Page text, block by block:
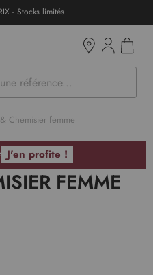
- Stocks limités
Chemisier femme
J'en profite !
FEMME